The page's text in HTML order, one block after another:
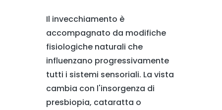
Il invecchiamento è
accompagnato da modifiche
fisiologiche naturali che
influenzano progressivamente
tutti i sistemi sensoriali. La vista
cambia con l'insorgenza di
presbiopia, cataratta o